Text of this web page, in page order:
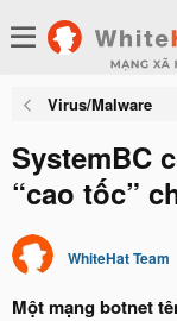
Virus/Malware
SystemBC
“cao tốc”
WhiteHat Team
Một mạng botnet